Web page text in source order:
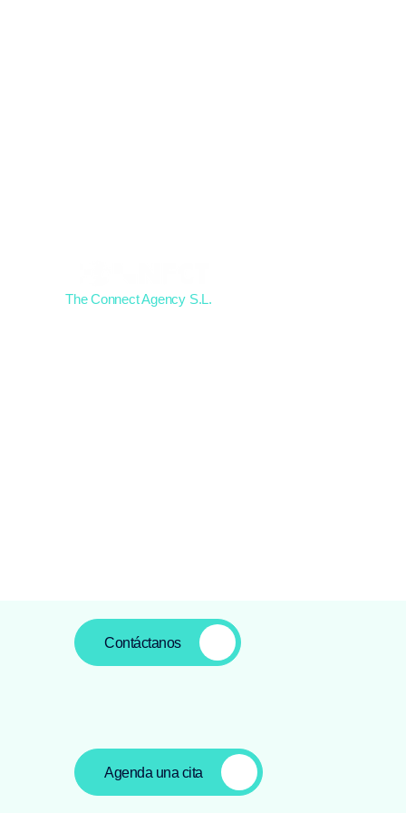
The Connect Agency S.L.
Contáctanos
Agenda una cita